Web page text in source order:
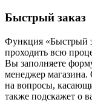
Быстрый заказ
Функция «Быстрый
проходить всю
Вы заполняете
менеджер магазина.
на вопросы,
также подскажет о